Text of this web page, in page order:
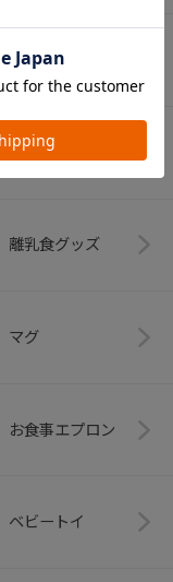
おむつ・
トイレグッズ
ベビーふとん・ベ
ビーベッド
離乳食グッズ
マグ
お食事エプロン
ベビートイ